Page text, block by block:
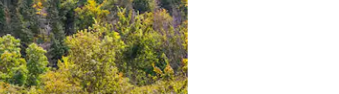
hareketleriyle keşfedin.